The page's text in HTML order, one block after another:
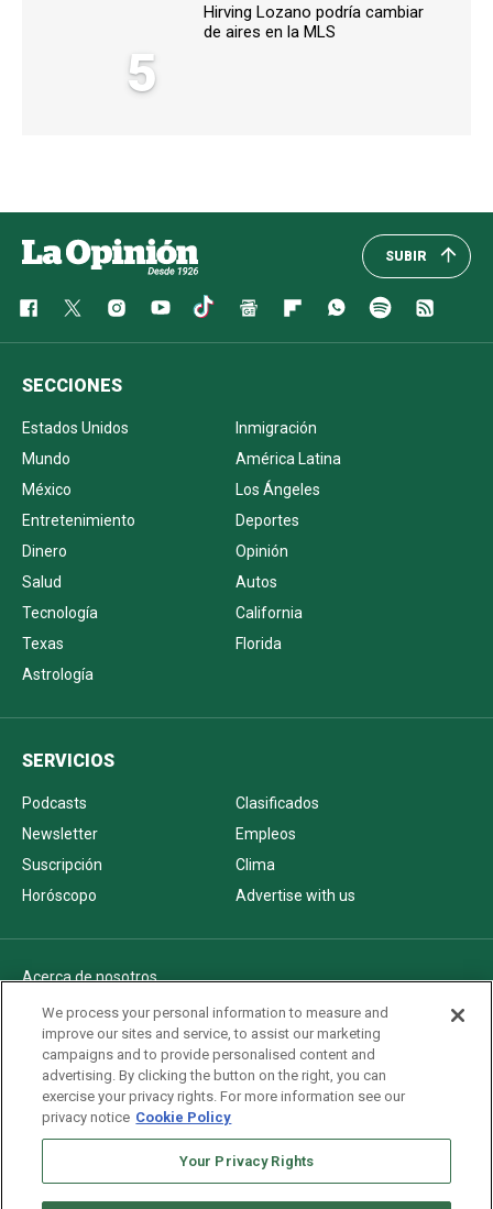
5
Hirving Lozano podría cambiar
de aires en la MLS
SUBIR
SECCIONES
Estados Unidos
Inmigración
Mundo
América Latina
México
Los Ángeles
Entretenimiento
Deportes
Dinero
Opinión
Salud
Autos
Tecnología
California
Texas
Florida
Astrología
SERVICIOS
Podcasts
Clasificados
Newsletter
Empleos
Suscripción
Clima
Horóscopo
Advertise with us
Acerca de nosotros
Politica de privacidad
Pautas Editoriales
AdChoices
Advertise with us
Newsletters
We process your personal information to measure and
improve our sites and service, to assist our marketing
campaigns and to provide personalised content and
advertising. By clicking the button on the right, you can
exercise your privacy rights. For more information see our
privacy notice Cookie Policy
Your Privacy Rights